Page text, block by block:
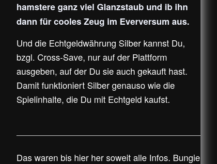
hamstere ganz viel Glanzstaub und ib ihn
dann für cooles Zeug im Everversum aus.
Und die Echtgeldwährung Silber kannst Du,
bzgl. Cross-Save, nur auf der Plattform
ausgeben, auf der Du sie auch gekauft hast.
Damit funktioniert Silber genauso wie die
Spielinhalte, die Du mit Echtgeld kaufst.
Das waren bis hier her soweit alle Infos. Bungie